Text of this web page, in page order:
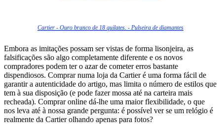
Cartier - Ouro branco de 18 quilates. - Pulseira de diamantes
Embora as imitações possam ser vistas de forma lisonjeira, as
falsificações são algo completamente diferente e os novos
compradores podem ter o azar de cometer erros bastante
dispendiosos. Comprar numa loja da Cartier é uma forma fácil de
garantir a autenticidade do artigo, mas limita o número de estilos que
tem à sua disposição (e pode fazer mossa até na carteira mais
recheada). Comprar online dá-lhe uma maior flexibilidade, o que
nos leva até à nossa grande pergunta: é possível ver se um relógio é
realmente da Cartier olhando apenas para fotos?